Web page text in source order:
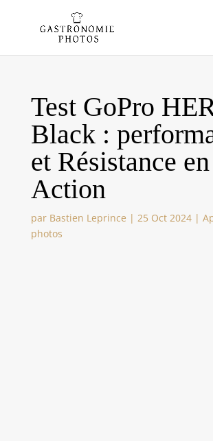
Test GoPro
Black :
et Résistance en
Action
par Bastien Leprince | 25 Oct 2024|
photos